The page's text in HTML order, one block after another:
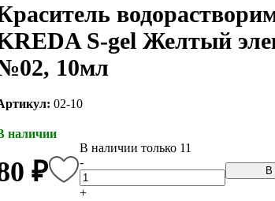
S-gel Желтый
10мл
02-10
наличии
₽
В наличии только 11
-
+